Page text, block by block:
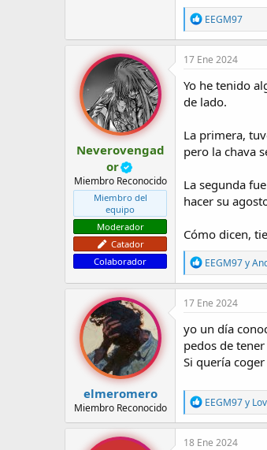
R
e
a
c
i
o
n
s
:
EEGM97
Neverovengad
or
Miembro Reconocido
Miembro del
equipo
Moderador
Catador
Colaborador
17 Ene 2024
Yo he tenido
de lado.
La primera,
pero la chava
La segunda
hacer su
Cómo dicen,
R
e
a
c
i
o
n
e
:
EEGM97y
elmeromero
Miembro Reconocido
17 Ene 2024
yo un día
pedos de
Si quería
R
e
a
c
EEGM97y
18 Ene 2024